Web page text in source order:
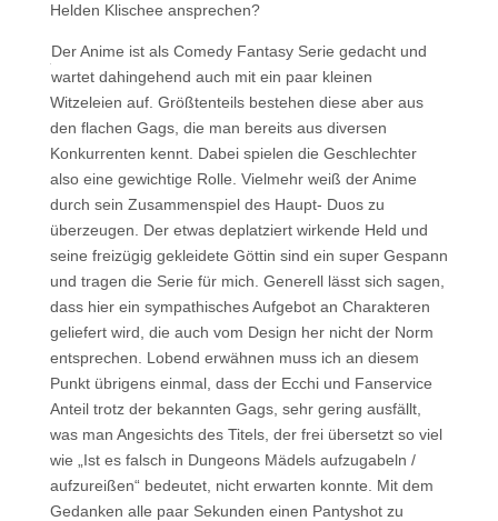
Helden Klischee ansprechen?
Der Anime ist als Comedy Fantasy Serie gedacht und
wartet dahingehend auch mit ein paar kleinen
Witzeleien auf. Größtenteils bestehen diese aber aus
den flachen Gags, die man bereits aus diversen
Konkurrenten kennt. Dabei spielen die Geschlechter
also eine gewichtige Rolle. Vielmehr weiß der Anime
durch sein Zusammenspiel des Haupt- Duos zu
überzeugen. Der etwas deplatziert wirkende Held und
seine freizügig gekleidete Göttin sind ein super Gespann
und tragen die Serie für mich. Generell lässt sich sagen,
dass hier ein sympathisches Aufgebot an Charakteren
geliefert wird, die auch vom Design her nicht der Norm
entsprechen. Lobend erwähnen muss ich an diesem
Punkt übrigens einmal, dass der Ecchi und Fanservice
Anteil trotz der bekannten Gags, sehr gering ausfällt,
was man Angesichts des Titels, der frei übersetzt so viel
wie „Ist es falsch in Dungeons Mädels aufzugabeln /
aufzureißen“ bedeutet, nicht erwarten konnte. Mit dem
Gedanken alle paar Sekunden einen Pantyshot zu